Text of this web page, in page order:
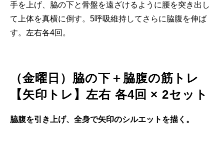
手を上げ、脇の下と骨盤を遠ざけるように腰を突き出し
て上体を真横に倒す。5呼吸維持してさらに脇腹を伸ば
す。左右各4回。
（金曜日）脇の下＋脇腹の筋トレ
【矢印トレ】左右 各4回 × 2セット
脇腹を引き上げ、全身で矢印のシルエットを描く。